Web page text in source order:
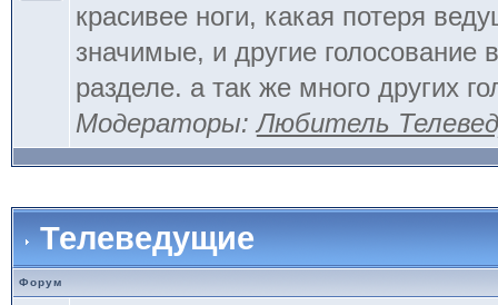
красивее ноги, какая потеря
значимые, и другие голосование
разделе. а так же много других
Модераторы:Любитель
Телеведущие
Форум